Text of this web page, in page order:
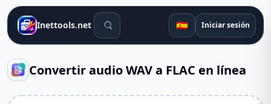
Inettools.net Herramientas de búsqueda
🇪🇸 Iniciar sesión
Convertir audio WAV a FLAC en línea